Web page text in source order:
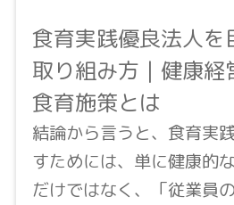
食育実践優良法人を
取り組み方｜健康経
食育施策とは
結論から言うと、食育実
すためには、単に健康的
だけではなく、「従業員